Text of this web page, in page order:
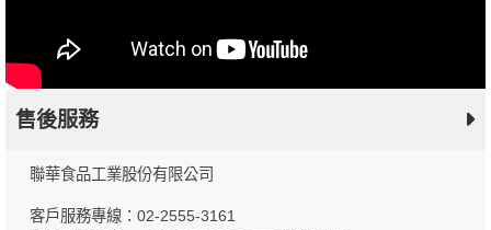
售後服務
聯華食品工業股份有限公司
客戶服務專線：02-2555-3161